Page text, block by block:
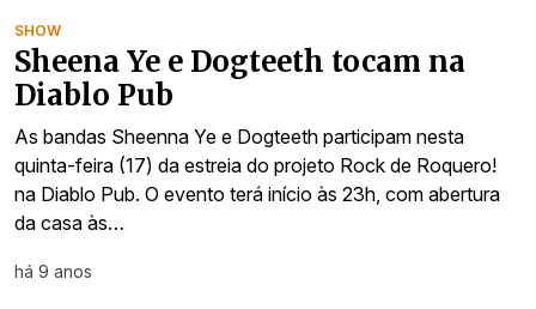
SHOW
Sheena Ye e Dogteeth tocam na
Diablo Pub
As bandas Sheenna Ye e Dogteeth participam nesta
quinta-feira (17) da estreia do projeto Rock de Roquero!
na Diablo Pub. O evento terá início às 23h, com abertura
da casa às…
há 9 anos